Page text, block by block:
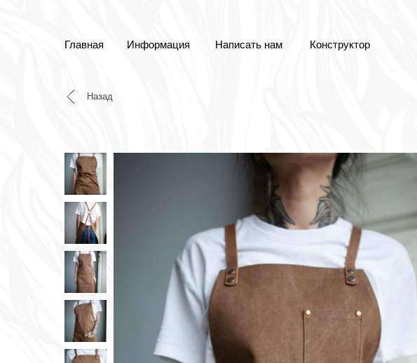
Главная Информация Написать нам Конструктор
Назад